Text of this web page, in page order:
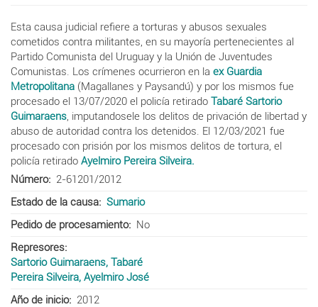
Esta causa judicial refiere a torturas y abusos sexuales
cometidos contra militantes, en su mayoría pertenecientes al
Partido Comunista del Uruguay y la Unión de Juventudes
Comunistas. Los crímenes ocurrieron en la ex Guardia
Metropolitana (Magallanes y Paysandú) y por los mismos fue
procesado el 13/07/2020 el policía retirado Tabaré Sartorio
Guimaraens, imputandosele los delitos de privación de libertad y
abuso de autoridad contra los detenidos. El 12/03/2021 fue
procesado con prisión por los mismos delitos de tortura, el
policía retirado Ayelmiro Pereira Silveira.
Número
2-61201/2012
Estado de la causa
Sumario
Pedido de procesamiento
No
Represores
Sartorio Guimaraens, Tabaré
Pereira Silveira, Ayelmiro José
Año de inicio
2012